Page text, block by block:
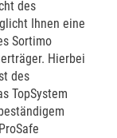
des
Ihnen eine
Sortimo
Hierbei
des
TopSystem